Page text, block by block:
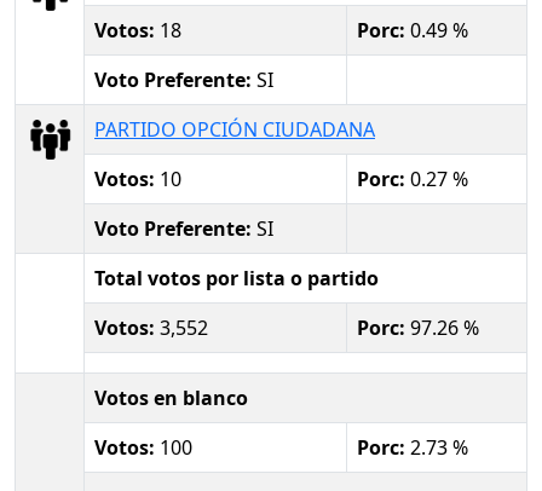
Votos: 18 Porc: 0.49 %
Voto Preferente: SI
PARTIDO OPCIÓN CIUDADANA
Votos: 10 Porc: 0.27 %
Voto Preferente: SI
Total votos por lista o partido
Votos: 3,552 Porc: 97.26 %
Votos en blanco
Votos: 100 Porc: 2.73 %